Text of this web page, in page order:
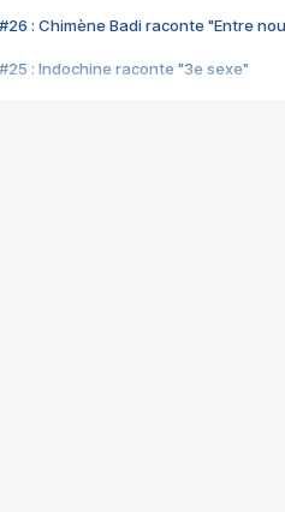
#26 : Chimène Badi raconte "Entre
#25 : Indochine raconte "3e sexe"